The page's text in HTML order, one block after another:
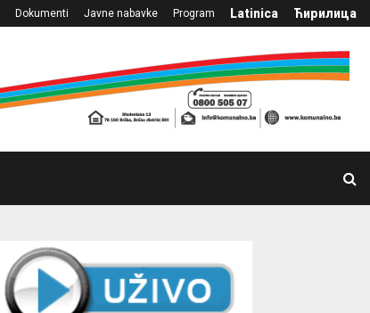
Dokumenti Javne nabavke Program Latinica Ћирилица